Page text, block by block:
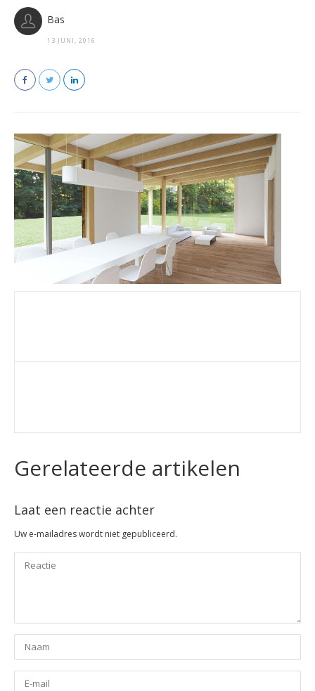
Bas
13 JUNI, 2016
Gerelateerde artikelen
Laat een reactie achter
Uw e-mailadres wordt niet gepubliceerd.